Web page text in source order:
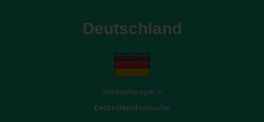
Deutschland
Gebrauchtwagen in
Deutschland verkaufen